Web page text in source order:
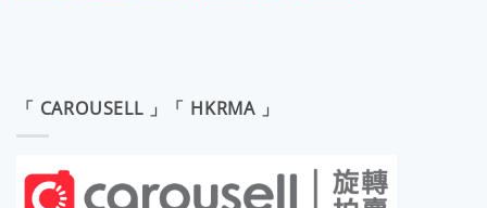
「 CAROUSELL 」「 HKRMA 」